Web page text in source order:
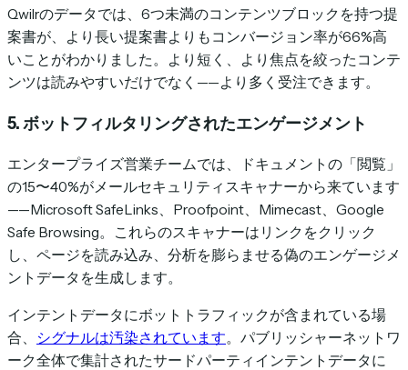
Qwilrのデータでは、6つ未満のコンテンツブロックを持つ提
案書が、より長い提案書よりもコンバージョン率が66%高
いことがわかりました。より短く、より焦点を絞ったコンテ
ンツは読みやすいだけでなく——より多く受注できます。
5. ボットフィルタリングされたエンゲージメント
エンタープライズ営業チームでは、ドキュメントの「閲覧」
の15〜40%がメールセキュリティスキャナーから来ています
——Microsoft SafeLinks、Proofpoint、Mimecast、Google
Safe Browsing。これらのスキャナーはリンクをクリック
し、ページを読み込み、分析を膨らませる偽のエンゲージメ
ントデータを生成します。
インテントデータにボットトラフィックが含まれている場
合、
シグナルは汚染されています。パブリッシャーネットワ
ーク全体で集計されたサードパーティインテントデータに